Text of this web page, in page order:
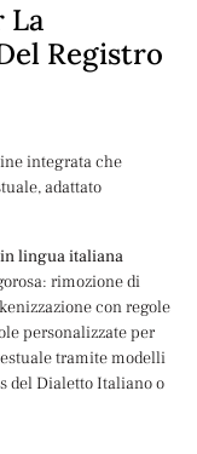
La
Registro
integrata che
adattato
lingua italiana
rimozione di
con regole
personalizzate per
tramite modelli
del Dialetto Italiano o